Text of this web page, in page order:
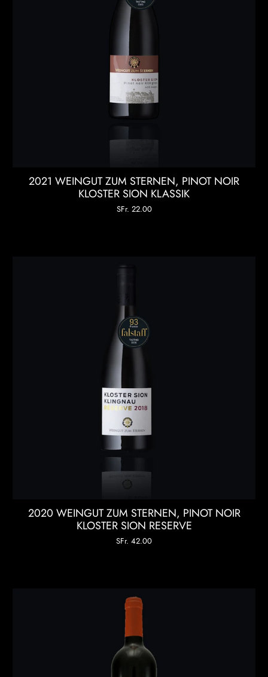
2021 WEINGUT ZUM STERNEN, PINOT NOIR
KLOSTER SION KLASSIK
SFr. 22.00
2020 WEINGUT ZUM STERNEN, PINOT NOIR
KLOSTER SION RESERVE
SFr. 42.00